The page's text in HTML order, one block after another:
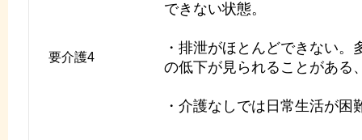
要介護4
できない状態。
・排泄がほとんどできない
の低下が見られることがある
・介護なしでは日常生活が困